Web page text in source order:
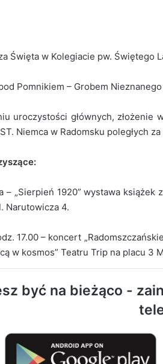
Święta w Kolegiacie pw. Świętego
Pomnikiem – Grobem Nieznanego
uroczystości głównych, złożenie
Niemca w Radomsku poległych
– „Sierpień 1920” wystawa
Narutowicza 4.
17.00 – koncert
w kosmos” Teatru Trip na placu 3
być na bieżąco -